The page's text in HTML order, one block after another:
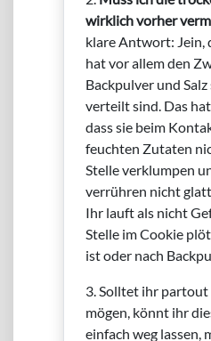
wirklich vorher
klare Antwort: Jein,
hat vor allem den
Backpulver und
verteilt sind. Das
dass sie beim
feuchten Zutaten
Stelle verklumpen
verrühren nicht
Ihr lauft als nicht
Stelle im Cookie
ist oder nach
3. Solltet ihr par­tout
mögen, könnt ihr
einfach weg lassen,